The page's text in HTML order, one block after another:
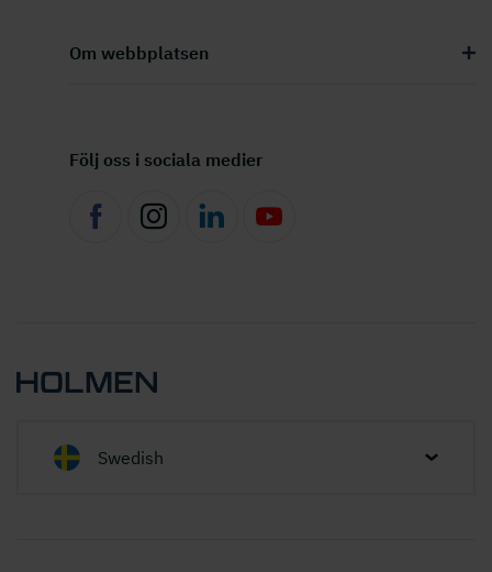
Om webbplatsen
Följ oss i sociala medier
Swedish